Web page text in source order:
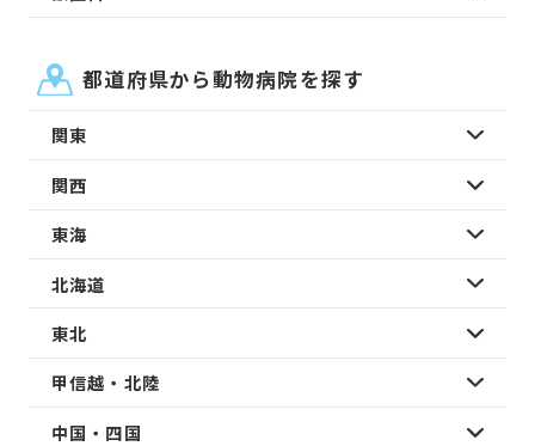
都道府県から動物病院を探す
関東
関西
東海
北海道
東北
甲信越・北陸
中国・四国